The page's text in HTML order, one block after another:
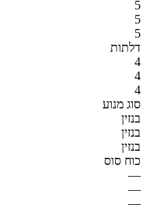
5
5
5
דלתות
4
4
4
סוג מנוע
בנזין
בנזין
בנזין
כוח סוס
—
—